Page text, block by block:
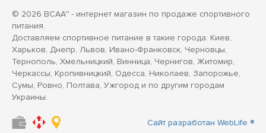
© 2026 BCAA™ - интернет магазин по продаже спортивного
питания.
Доставляем спортивное питание в такие города: Киев,
Харьков, Днепр, Львов, Ивано-Франковск, Черновцы,
Тернополь, Хмельницкий, Винница, Чернигов, Житомир,
Черкассы, Кропивницкий, Одесса, Николаев, Запорожье,
Сумы, Ровно, Полтава, Ужгород и по другим городам
Украины.
Сайт разработан WebLife ®